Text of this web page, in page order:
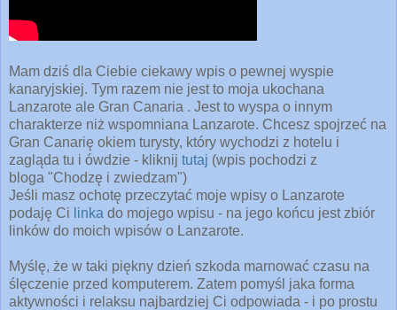
Mam dziś dla Ciebie ciekawy wpis o pewnej wyspie
kanaryjskiej. Tym razem nie jest to moja ukochana
Lanzarote ale Gran Canaria . Jest to wyspa o innym
charakterze niż wspomniana Lanzarote. Chcesz spojrzeć na
Gran Canarię okiem turysty, który wychodzi z hotelu i
zagląda tu i ówdzie - kliknij tutaj (wpis pochodzi z
bloga "Chodzę i zwiedzam")
Jeśli masz ochotę przeczytać moje wpisy o Lanzarote
podaję Ci linka do mojego wpisu - na jego końcu jest zbiór
linków do moich wpisów o Lanzarote.
Myślę, że w taki piękny dzień szkoda marnować czasu na
ślęczenie przed komputerem. Zatem pomyśl jaka forma
aktywności i relaksu najbardziej Ci odpowiada - i po prostu